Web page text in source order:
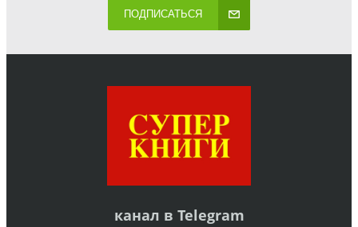
ПОДПИСАТЬСЯ
канал в Telegram